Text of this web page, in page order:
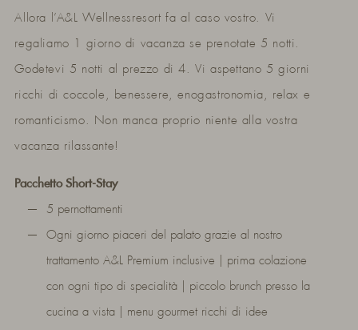
Allora l’A&L Wellnessresort fa al caso vostro. Vi
regaliamo 1 giorno di vacanza se prenotate 5 notti.
Godetevi 5 notti al prezzo di 4. Vi aspettano 5 giorni
ricchi di coccole, benessere, enogastronomia, relax e
romanticismo. Non manca proprio niente alla vostra
vacanza rilassante!
Pacchetto Short-Stay
5 pernottamenti
Ogni giorno piaceri del palato grazie al nostro
trattamento A&L Premium inclusive | prima colazione
con ogni tipo di specialità | piccolo brunch presso la
cucina a vista | menu gourmet ricchi di idee